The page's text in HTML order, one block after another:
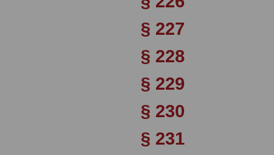
§ 227
§ 228
§ 229
§ 230
§ 231